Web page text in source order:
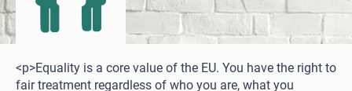
<p>Equality is a core value of the EU. You have the right to
fair treatment regardless of who you are, what you